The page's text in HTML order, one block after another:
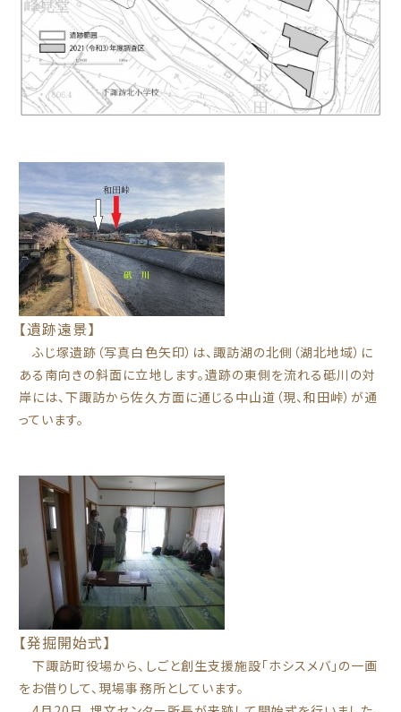
【遺跡遠景】
ふじ塚遺跡（写真白色矢印）は、諏訪湖の北側（湖北地域）に
ある南向きの斜面に立地します。遺跡の東側を流れる砥川の対
岸には、下諏訪から佐久方面に通じる中山道（現、和田峠）が通
っています。
【発掘開始式】
下諏訪町役場から、しごと創生支援施設「ホシスメバ」の一画
をお借りして、現場事務所としています。